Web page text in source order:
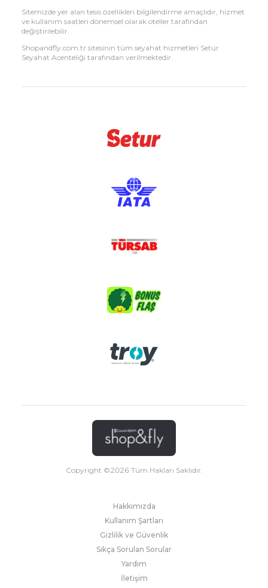
Sitemizde yer alan tesis özellikleri bilgilendirme amaçlıdır, hizmet
ve kullanım saatleri dönemsel olarak oteller tarafından
değiştirilebilir.
Shopandfly.com.tr sitesinin tüm seyahat hizmetleri Setur
Seyahat Acenteliği tarafından verilmektedir.
Copyright ©2026Tüm Hakları Saklıdır.
Hakkımızda
Kullanım Şartları
Gizlilik ve Güvenlik
Sıkça Sorulan Sorular
Yardım
İletişim